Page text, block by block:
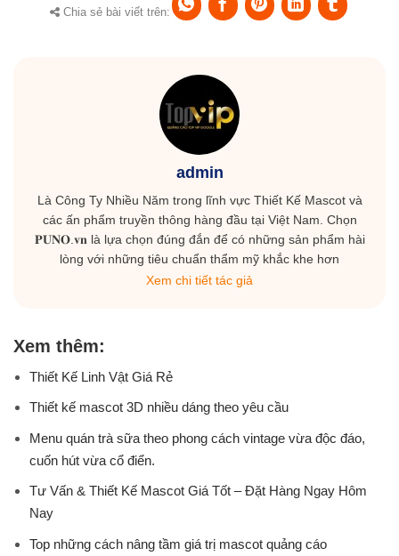
Chia sẻ bài viết trên:
admin
Là Công Ty Nhiều Năm trong lĩnh vực Thiết Kế Mascot và
các ấn phẩm truyền thông hàng đầu tại Việt Nam. Chọn
𝐏𝐔𝐍𝐎.𝐯𝐧 là lựa chọn đúng đắn để có những sản phẩm hài
lòng với những tiêu chuẩn thẩm mỹ khắc khe hơn
Xem chi tiết tác giả
Xem thêm:
Thiết Kế Linh Vật Giá Rẻ
Thiết kế mascot 3D nhiều dáng theo yêu cầu
Menu quán trà sữa theo phong cách vintage vừa độc đáo,
cuốn hút vừa cổ điển.
Tư Vấn & Thiết Kế Mascot Giá Tốt – Đặt Hàng Ngay Hôm
Nay
Top những cách nâng tầm giá trị mascot quảng cáo